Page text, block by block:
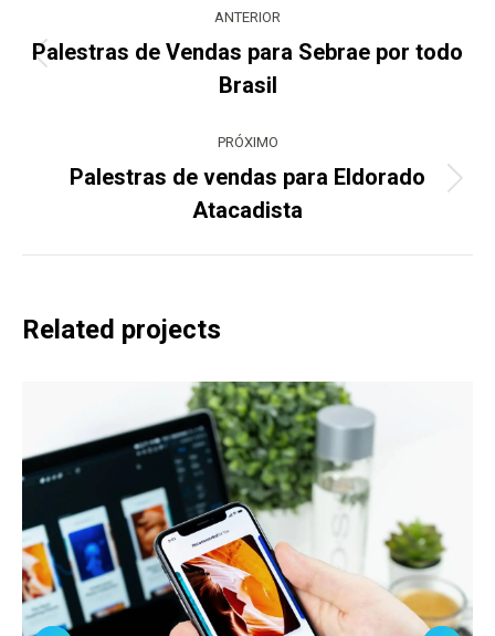
ANTERIOR
Previous
project:
Palestras de Vendas para Sebrae por todo
Brasil
PRÓXIMO
project:
Palestras de vendas para Eldorado
Atacadista
Related projects